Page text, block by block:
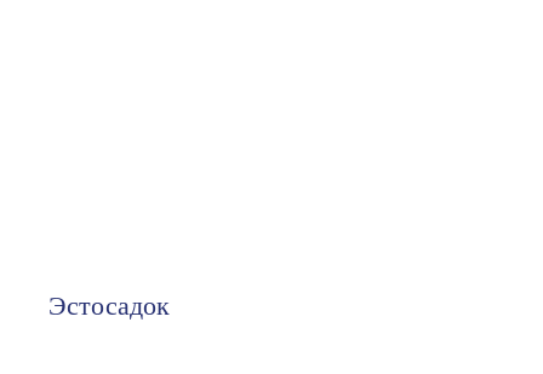
Эстосадок